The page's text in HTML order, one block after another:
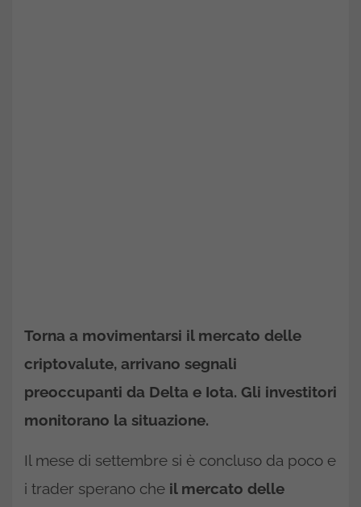
Torna a movimentarsi il mercato delle
criptovalute, arrivano segnali
preoccupanti da Delta e Iota. Gli investitori
monitorano la situazione.
Il mese di settembre si è concluso da poco e
i trader sperano che il mercato delle